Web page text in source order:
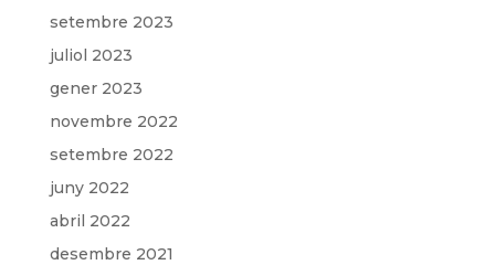
setembre 2023
juliol 2023
gener 2023
novembre 2022
setembre 2022
juny 2022
abril 2022
desembre 2021